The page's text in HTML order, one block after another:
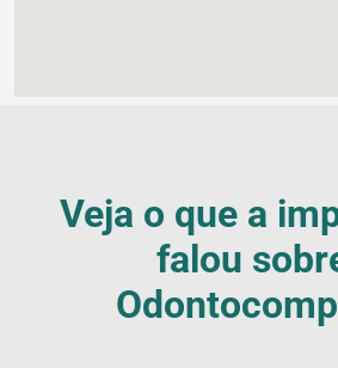
Blog
Veja o que a
falou